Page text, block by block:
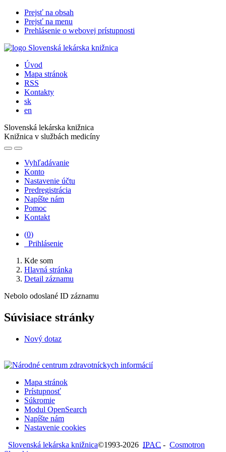
Prejsť na obsah
Prejsť na menu
Prehlásenie o webovej prístupnosti
Úvod
Mapa stránok
RSS
Kontakty
sk
en
Slovenská lekárska knižnica
Knižnica v službách medicíny
Vyhľadávanie
Konto
Nastavenie účtu
Predregistrácia
Napíšte nám
Pomoc
Kontakt
(0)
Prihlásenie
Kde som
Hlavná stránka
Detail záznamu
Nebolo odoslané ID záznamu
Súvisiace stránky
Nový dotaz
Mapa stránok
Prístupnosť
Súkromie
Modul OpenSearch
Napíšte nám
Nastavenie cookies
Slovenská lekárska knižnica©1993-2026 IPAC - Cosmotron